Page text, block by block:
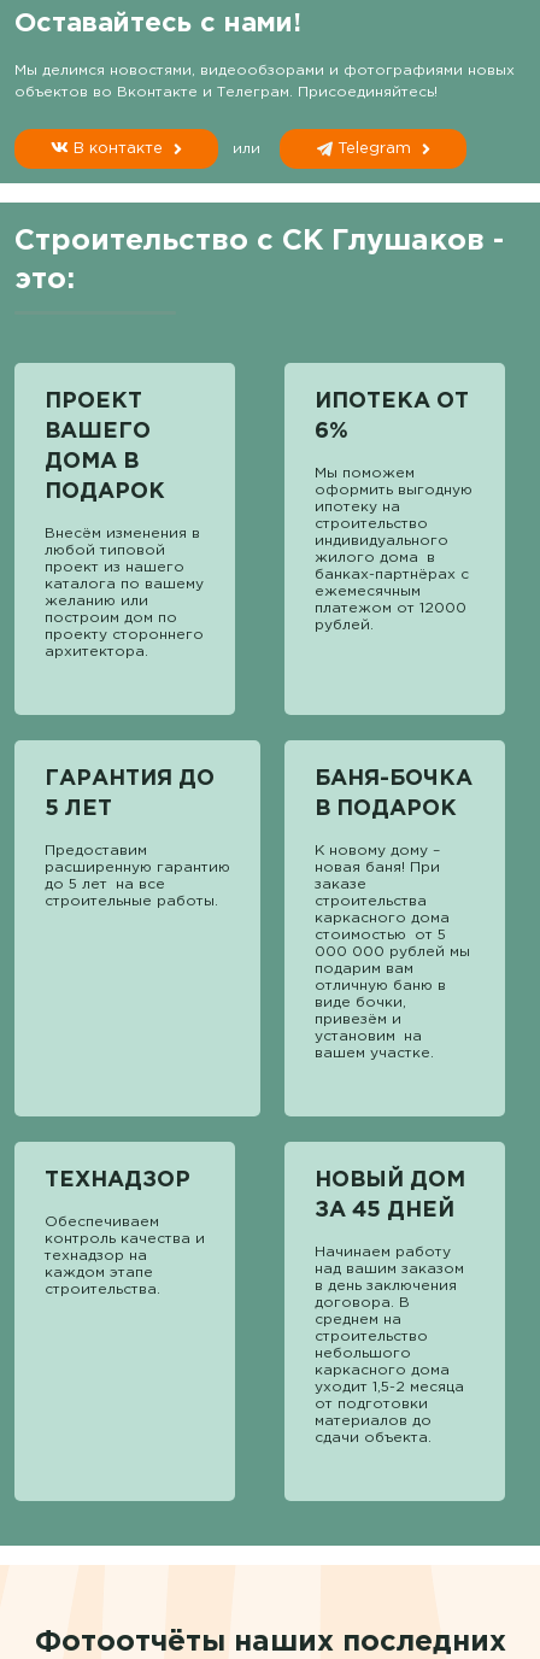
Оставайтесь с нами!
Мы делимся новостями, видеообзорами и фотографиями новых
объектов во Вконтакте и Телеграм. Присоединяйтесь!
В контакте или Telegram
Строительство с СК Глушаков -
это:
ПРОЕКТ
ВАШЕГО
ДОМА В
ПОДАРОК
Внесём изменения в
любой типовой
проект из нашего
каталога по вашему
желанию или
построим дом по
проекту стороннего
архитектора.
ИПОТЕКА ОТ
6%
Мы поможем
оформить выгодную
ипотеку на
строительство
индивидуального
жилого дома в
банках-партнёрах с
ежемесячным
платежом от 12000
рублей.
ГАРАНТИЯ ДО
5 ЛЕТ
Предоставим
расширенную гарантию
до 5 лет на все
строительные работы.
БАНЯ-БОЧКА
В ПОДАРОК
К новому дому –
новая баня! При
заказе
строительства
каркасного дома
стоимостью от 5
000 000 рублей мы
подарим вам
отличную баню в
виде бочки,
привезём и
установим на
вашем участке.
ТЕХНАДЗОР
Обеспечиваем
контроль качества и
технадзор на
каждом этапе
строительства.
НОВЫЙ ДОМ
ЗА 45 ДНЕЙ
Начинаем работу
над вашим заказом
в день заключения
договора. В
среднем на
строительство
небольшого
каркасного дома
уходит 1,5-2 месяца
от подготовки
материалов до
сдачи объекта.
Фотоотчёты наших последних